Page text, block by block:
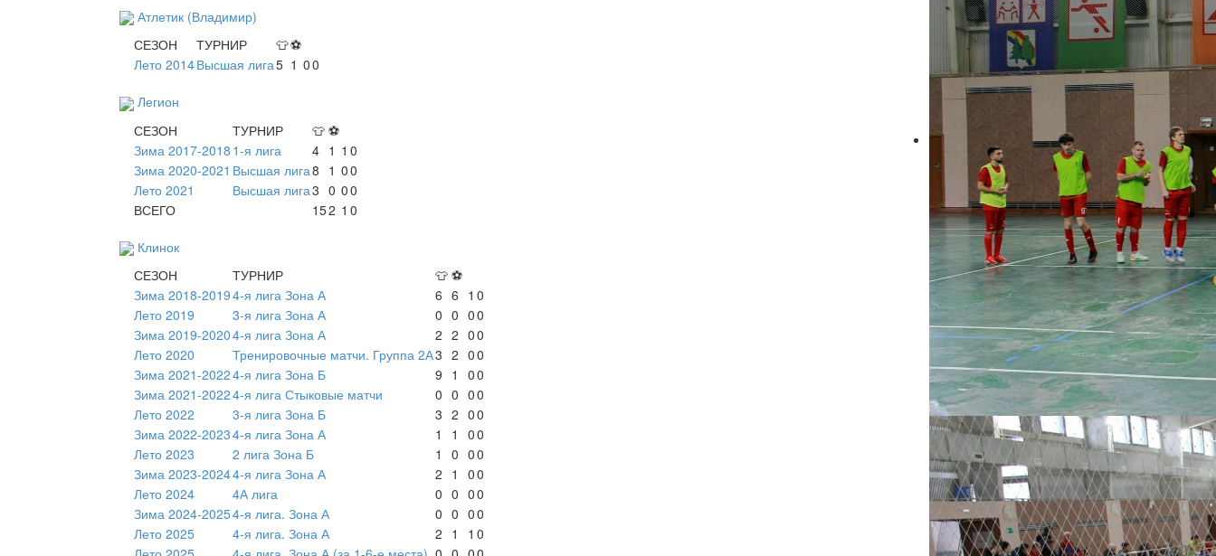
Атлетик (Владимир)
СЕЗОН
ТУРНИР 👕⚽
Лето 2014Высшая лига5 1 00
Легион
СЕЗОН
ТУРНИР 👕 ⚽
Зима 2017-2018 1-я лига 4 1 1 0
Зима 2020-2021 Высшая лига8 1 00
Лето 2021
Высшая лига3 0 00
ВСЕГО
152 1 0
Клинок
СЕЗОН
ТУРНИР 👕 ⚽
Зима 2018-20194-я лига Зона А 6 6 1 0
Лето 2019
3-я лига Зона А 0 0 00
Зима 2019-20204-я лига Зона А 2 2 00
Лето 2020
Тренировочные матчи. Группа 2А3 2 00
Зима 2021-20224-я лига Зона Б 9 1 00
Зима 2021-20224-я лига Стыковые матчи 0 0 00
Лето 2022
3-я лига Зона Б 3 2 00
Зима 2022-20234-я лига Зона А 1 1 00
Лето 2023
2 лига Зона Б 1 0 00
Зима 2023-20244-я лига Зона А 2 1 00
Лето 2024
4А лига 0 0 00
Зима 2024-20254-я лига. Зона А 0 0 00
Лето 2025
4-я лига. Зона А 2 1 1 0